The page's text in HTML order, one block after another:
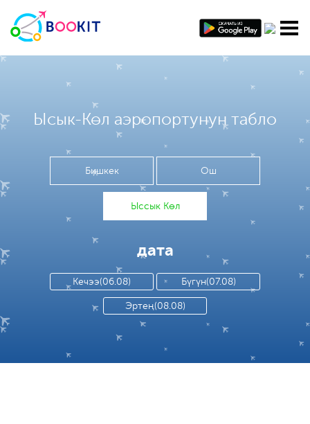
Ысык-Көл аэропортунун табло
Бишкек Ош
Ыссык Көл
дата
Кечээ(06.08) Бүгүн(07.08)
Эртең(08.08)